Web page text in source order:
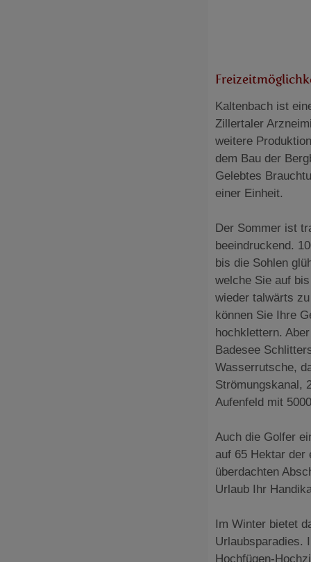
Kaltenbach ist
Zillertaler
weitere
dem Bau der
Gelebtes
einer Einheit.
Der Sommer ist
beeindruckend.
bis die Sohlen
welche Sie auf
wieder talwärts
können Sie Ihre
hochklettern.
Badesee
Wasserrutsche,
Strömungskanal,
Aufenfeld mit
Auch die Golfer
auf 65 Hektar
überdachten
Urlaub Ihr
Im Winter bietet
Urlaubsparadies.
Hochfügen-